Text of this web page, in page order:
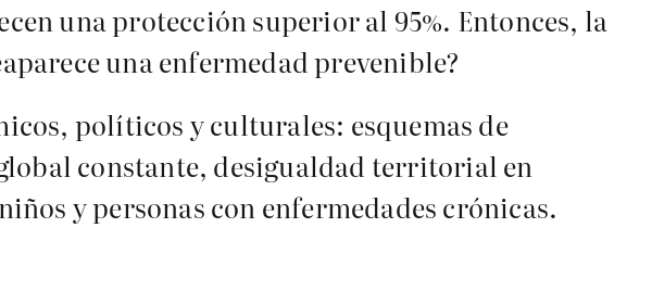
una protección superior al 95%. Entonces, la
una enfermedad prevenible?
políticos y culturales: esquemas de
constante, desigualdad territorial en
y personas con enfermedades crónicas.